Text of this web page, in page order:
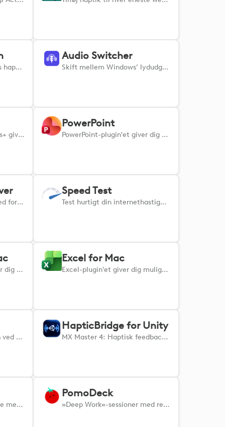
Web-API til MX Master 4’s haptiske motor. Få musfeedback fra enhver kompatibel hjemmeside. Haptic Web Plugin giver webudviklere mulighed for at udløse haptisk feedback på MX Master 4 fra enhver hjemmeside eller webapp. - REST API og WebSocket for nem integration - HTTPS med et gyldigt localhost SSL-certifikat - Ingen opsætning kræves Dette plugin kører i baggrunden og foretager sig intet af sig selv, før det udløses af en webapp.
Audio Switcher
Skift mellem Windows’ lydudgangs- og lydindgangsenheder med et enkelt tryk på din understøttede enhed.
Excel-plugin'et til Options+ giver dig mulighed for at navigere, redigere og organisere dine regneark effektivt.
PowerPoint
PowerPoint-plugin'et giver dig mulighed for at strømline dine præsentationer ved at styre slides og formatere indhold.
Giver haptisk feedback ved forsigtigt at vibrere musen, når den holdes over klikbare elementer. - Der kræves ingen yderligere apps - bare installer og gå i gang. - Du kan nemt slå funktionen til eller fra når som helst. - Tilføj en subtil følelse af berøring til dit daglige workflow og gør hverdagens opgaver sjovere.
Speed Test
Test hurtigt din internethastighed.
PowerPoint-plugin'et giver dig mulighed for at strømline dine præsentationer ved at styre slides, formatere indhold og navigere hurtigt i dit deck ved hjælp af genveje på MacOS.
Excel for Mac
Excel-plugin'et giver dig mulighed for at navigere, redigere og organisere dine regneark effektivt med kraftfulde genveje på macOS.
Forbedrer produktiviteten ved at muliggøre effektiv styring af slack-genveje.
HapticBridge for Unity
MX Master 4: Haptisk feedback i Unity-spil.
Boost Godot-arbejdsgange med MX Creative Console: udløs handlinger, juster noder, og skab hurtigere.
PomoDeck
»Deep Work«-sessioner med realtidsvurdering af koncentrationen, blokering af distraktioner, opgavesporing og haptiske impulser, der holder dig i zonen